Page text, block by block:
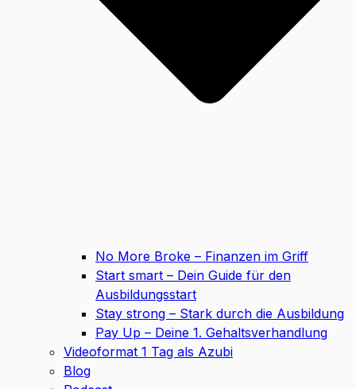
No More Broke – Finanzen im Griff
Start smart – Dein Guide für den
Ausbildungsstart
Stay strong – Stark durch die Ausbildung
Pay Up – Deine 1. Gehaltsverhandlung
Videoformat 1 Tag als Azubi
Blog